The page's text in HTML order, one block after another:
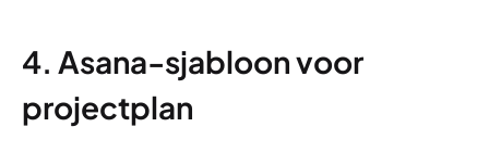
4. Asana-sjabloon voor
projectplan